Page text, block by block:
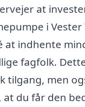
at
i
at indhente
fagfolk.
tilgang, men
at du får den